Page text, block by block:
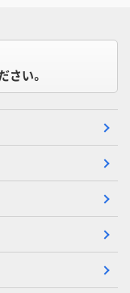
さい。